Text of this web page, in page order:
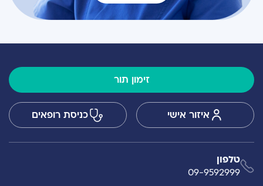
זימון תור
איזור אישי כניסת רופאים
טלפון
09-9592999